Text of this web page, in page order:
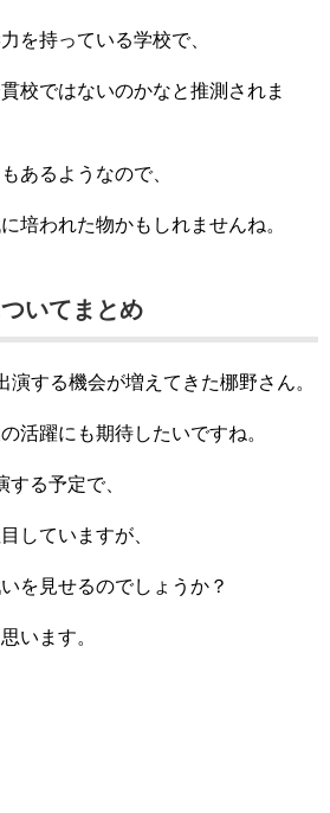
を持っている学校で、
校ではないのかなと推測されま
あるようなので、
培われた物かもしれませんね。
いてまとめ
演する機会が増えてきた梛野さん。
活躍にも期待したいですね。
る予定で、
していますが、
を見せるのでしょうか？
います。